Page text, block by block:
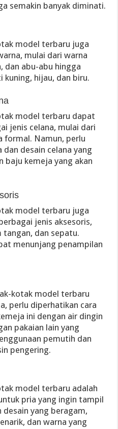
semakin banyak diminati.
model terbaru juga
mulai dari warna
dan abu-abu hingga
kuning, hijau, dan biru.
model terbaru dapat
jenis celana, mulai dari
formal. Namun, perlu
desain celana yang
baju kemeja yang akan
model terbaru juga
jenis aksesoris,
dan sepatu.
menunjang penampilan
kotak model terbaru
perlu diperhatikan cara
ini dengan air dingin
pakaian lain yang
pemutih dan
pengering.
model terbaru adalah
pria yang ingin tampil
yang beragam,
dan warna yang